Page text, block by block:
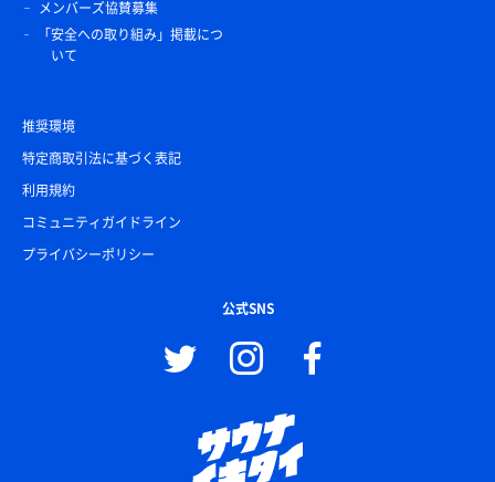
メンバーズ協賛募集
「安全への取り組み」掲載につ
いて
推奨環境
特定商取引法に基づく表記
利用規約
コミュニティガイドライン
プライバシーポリシー
公式SNS